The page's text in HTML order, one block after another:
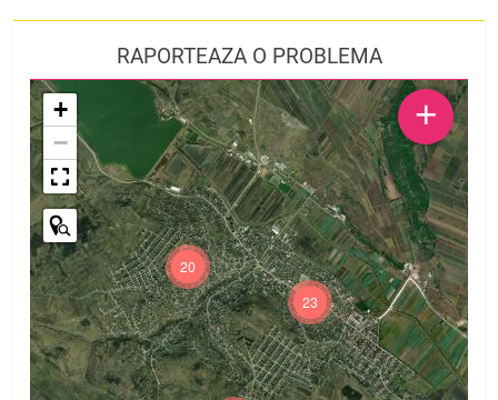
RAPORTEAZA O PROBLEMA
23
20
+
−
+